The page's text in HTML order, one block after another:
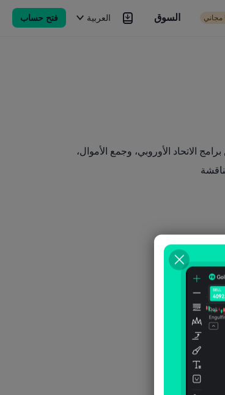
مجاني السوق العربية فتح حساب
الاتحاد الأوروبي، وجمع الأموال،